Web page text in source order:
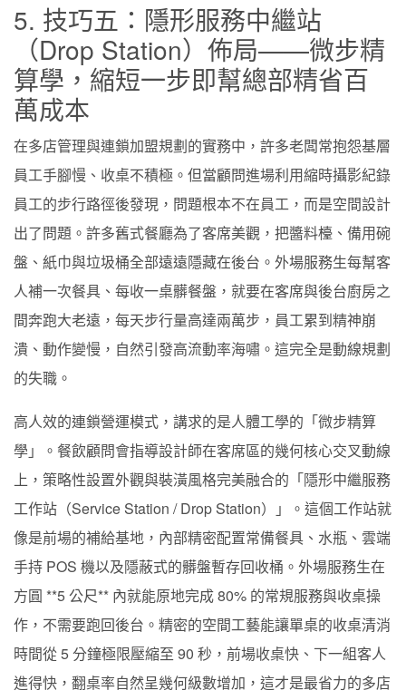
5. 技巧五：隱形服務中繼站
（Drop Station）佈局——微步精
算學，縮短一步即幫總部精省百
萬成本
在多店管理與連鎖加盟規劃的實務中，許多老闆常抱怨基層
員工手腳慢、收桌不積極。但當顧問進場利用縮時攝影紀錄
員工的步行路徑後發現，問題根本不在員工，而是空間設計
出了問題。許多舊式餐廳為了客席美觀，把醬料檯、備用碗
盤、紙巾與垃圾桶全部遠遠隱藏在後台。外場服務生每幫客
人補一次餐具、每收一桌髒餐盤，就要在客席與後台廚房之
間奔跑大老遠，每天步行量高達兩萬步，員工累到精神崩
潰、動作變慢，自然引發高流動率海嘯。這完全是動線規劃
的失職。
高人效的連鎖營運模式，講求的是人體工學的「微步精算
學」。餐飲顧問會指導設計師在客席區的幾何核心交叉動線
上，策略性設置外觀與裝潢風格完美融合的「隱形中繼服務
工作站（Service Station / Drop Station）」。這個工作站就
像是前場的補給基地，內部精密配置常備餐具、水瓶、雲端
手持 POS 機以及隱蔽式的髒盤暫存回收桶。外場服務生在
方圓 **5 公尺** 內就能原地完成 80% 的常規服務與收桌操
作，不需要跑回後台。精密的空間工藝能讓單桌的收桌清消
時間從 5 分鐘極限壓縮至 90 秒，前場收桌快、下一組客人
進得快，翻桌率自然呈幾何級數增加，這才是最省力的多店